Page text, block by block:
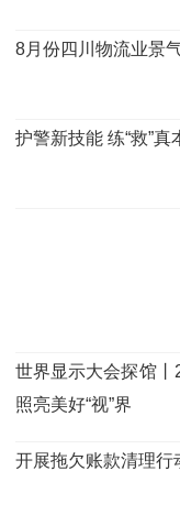
8月份四川物流业景
护警新技能 练“救”真
世界显示大会探馆
照亮美好“视”界
开展拖欠账款清理行